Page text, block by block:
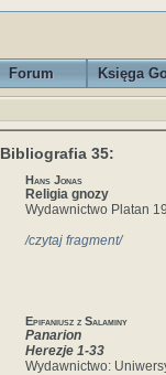
Forum Księga
Bibliografia 35:
Hans Jonas
Religia gnozy
Wydawnictwo Platan
/czytaj fragment/
Epifaniusz z Salaminy
Panarion
Herezje 1-33
Wydawnictwo: